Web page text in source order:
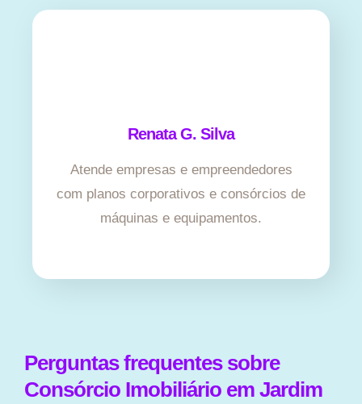
Renata G. Silva
Atende empresas e empreendedores
com planos corporativos e consórcios de
máquinas e equipamentos.
Perguntas frequentes sobre
Consórcio Imobiliário em Jardim